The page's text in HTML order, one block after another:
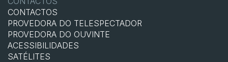
CONTACTOS
PROVEDORA DO TELESPECTADOR
PROVEDORA DO OUVINTE
ACESSIBILIDADES
SATÉLITES